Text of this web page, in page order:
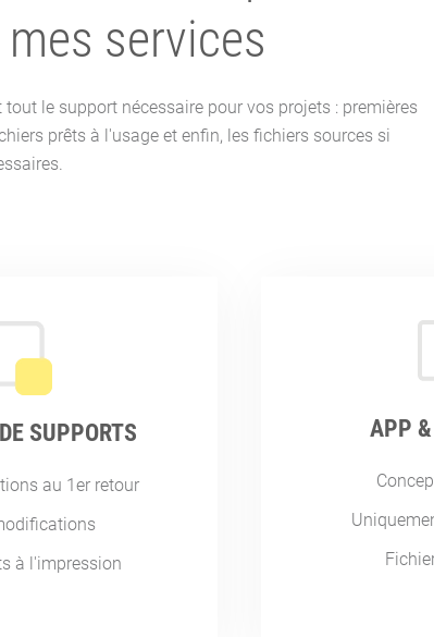
services
le support nécessaire pour vos projets : premières
prêts à l'usage et enfin, les fichiers sources si
SUPPORTS
au 1er retour
à l'impression
APP &